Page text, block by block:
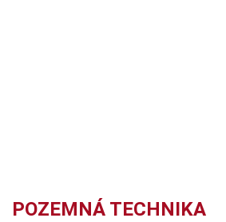
POZEMNÁ TECHNIKA